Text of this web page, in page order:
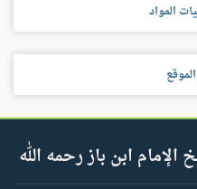
المواد
ابن باز رحمه الله